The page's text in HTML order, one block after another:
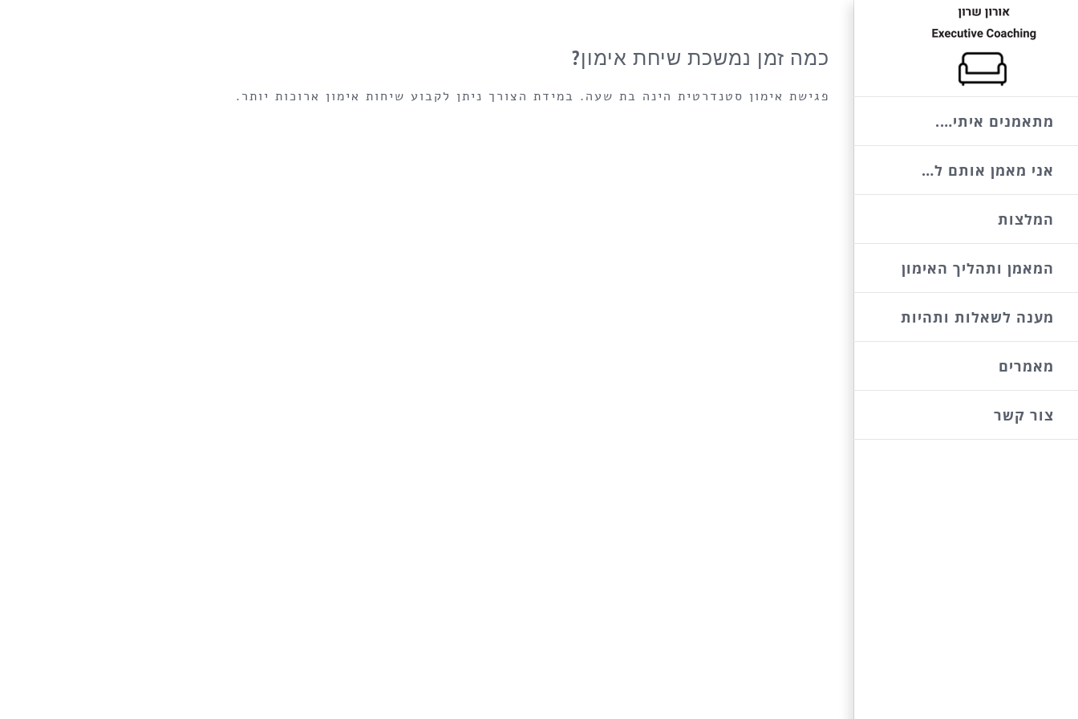
מתאמנים איתי….
אני מאמן אותם ל…
המלצות
המאמן ותהליך האימון
מענה לשאלות ותהיות
מאמרים
צור קשר
כמה זמן נמשכת שיחת אימון?
פגישת אימון סטנדרטית הינה בת שעה. במידת הצורך ניתן לקבוע שיחות אימון ארוכות יותר.